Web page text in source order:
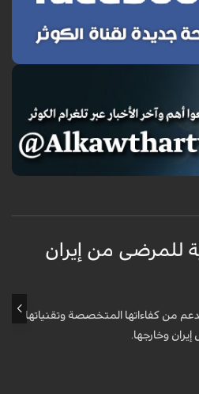
للمرضى من إيران
من كفاءاتها المتخصّصة وتقنياتها
وخارجها.